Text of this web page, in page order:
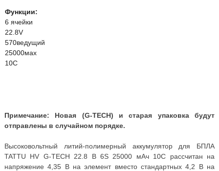
Функции:
6 ячейки
22.8V
570ведущий
25000мах
10C
Примечание: Новая (G-TECH) и старая упаковка будут
отправлены в случайном порядке.
Высоковольтный литий-полимерный аккумулятор для БПЛА
TATTU HV G-TECH 22.8 В 6S 25000 мАч 10C рассчитан на
напряжение 4,35 В на элемент вместо стандартных 4,2 В на